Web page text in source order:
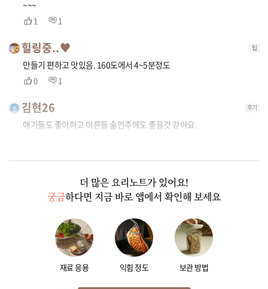
~~~
1 1
힐링중..♥ 팁
만들기 편하고 맛있음. 160도에서 4~5분정도
0 1
김현26 후기
애기들도 좋아하고 어른들 술안주에도 좋을것 같아요.
더 많은 요리노트가 있어요!
궁금하다면 지금 바로 앱에서 확인해 보세요
재료 응용 익힘 정도 보관 방법